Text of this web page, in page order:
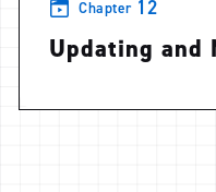
Chapter 12
Updating and